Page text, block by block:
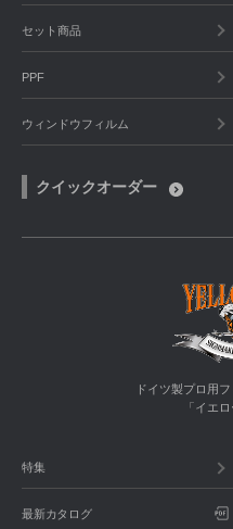
セット商品
PPF
ウィンドウフィルム
クイックオーダー
ドイツ製プロ用
「イエ
特集
最新カタログ